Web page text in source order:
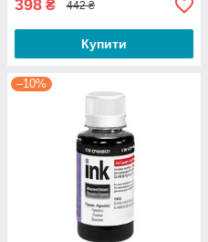
398 ₴ 442 ₴
Купити
–10%